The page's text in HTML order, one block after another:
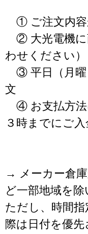
① ご注文内容
② 大光電機に
わせください）
③ 平日（月曜
文
④ お支払方法
３時までにご
→ メーカー倉
ど一部地域を
ただし、時間
際は日付を優先